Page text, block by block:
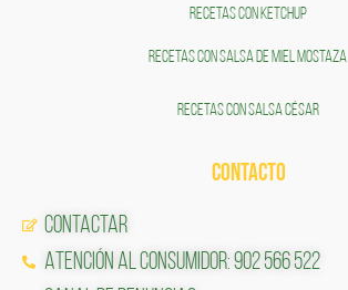
RECETAS CON KETCHUP
RECETAS CON SALSA DE MIEL MOSTAZA
RECETAS CON SALSA CÉSAR
CONTACTO
Contactar
Atención al Consumidor: 902 566 522